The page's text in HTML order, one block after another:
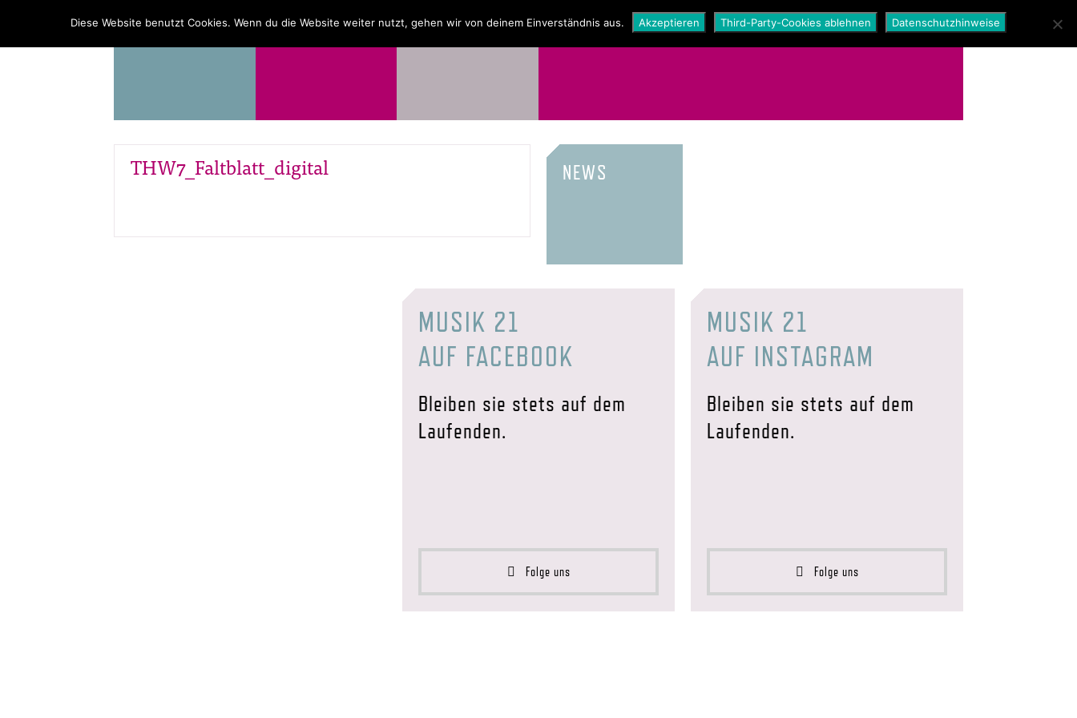
PROGRAMM ÜBER UNS NEWS SHOP
THW7_Faltblatt_digital NEWS
MUSIK 21
AUF FACEBOOK
Bleiben sie stets auf dem
Laufenden.
Folge uns
MUSIK 21
AUF INSTAGRAM
Bleiben sie stets auf dem
Laufenden.
Folge uns
Diese Website benutzt Cookies. Wenn du die Website weiter nutzt, gehen wir von deinem Einverständnis aus. Akzeptieren Third-Party-Cookies ablehnen Datenschutzhinweise